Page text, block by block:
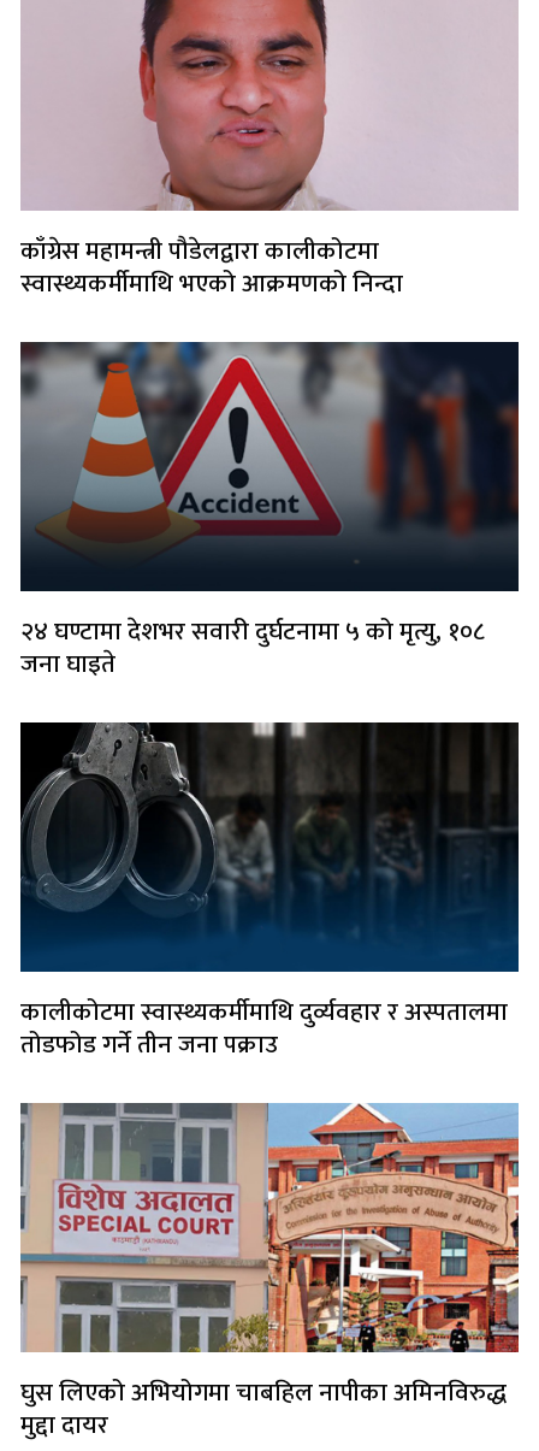
काँग्रेस महामन्त्री पौडेलद्वारा कालीकोटमा
स्वास्थ्यकर्मीमाथि भएको आक्रमणको निन्दा
२४ घण्टामा देशभर सवारी दुर्घटनामा ५ को मृत्यु, १०८
जना घाइते
कालीकोटमा स्वास्थ्यकर्मीमाथि दुर्व्यवहार र अस्पतालमा
तोडफोड गर्ने तीन जना पक्राउ
घुस लिएको अभियोगमा चाबहिल नापीका अमिनविरुद्ध
मुद्दा दायर